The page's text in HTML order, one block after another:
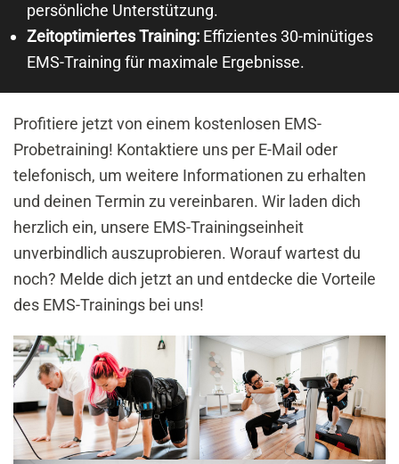
persönliche Unterstützung.
Zeitoptimiertes Training: Effizientes 30-minütiges
EMS-Training für maximale Ergebnisse.
Profitiere jetzt von einem kostenlosen EMS-
Probetraining! Kontaktiere uns per E-Mail oder
telefonisch, um weitere Informationen zu erhalten
und deinen Termin zu vereinbaren. Wir laden dich
herzlich ein, unsere EMS-Trainingseinheit
unverbindlich auszuprobieren. Worauf wartest du
noch? Melde dich jetzt an und entdecke die Vorteile
des EMS-Trainings bei uns!